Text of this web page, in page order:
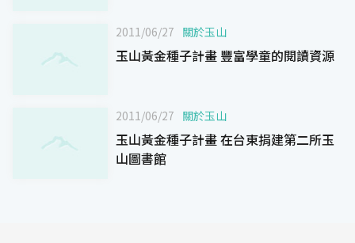
2011/06/27 關於玉山
玉山黃金種子計畫 豐富學童的閱讀資源
2011/06/27 關於玉山
玉山黃金種子計畫 在台東捐建第二所玉
山圖書館